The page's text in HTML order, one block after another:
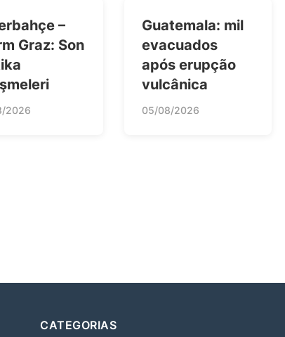
–
Graz: Son
2026
Guatemala: mil
evacuados
após erupção
vulcânica
05/08/2026
CATEGORIAS